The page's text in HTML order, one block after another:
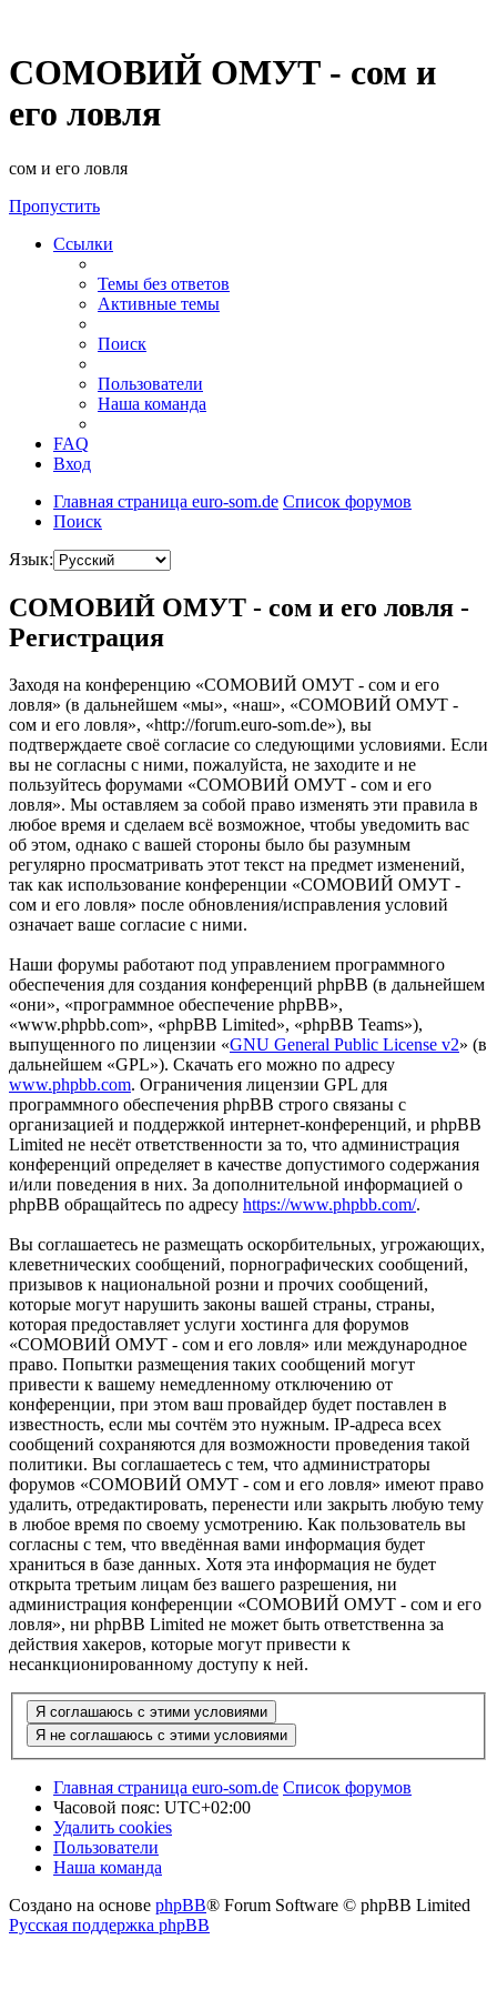
СОМОВИЙ ОМУТ - сом и
его ловля
сом и его ловля
Пропустить
Ссылки
Темы без ответов
Активные темы
Поиск
Пользователи
Наша команда
FAQ
Вход
Главная страница euro-som.de Список форумов
Поиск
Язык:
СОМОВИЙ ОМУТ - сом и его ловля -
Регистрация
Заходя на конференцию «СОМОВИЙ ОМУТ - сом и его
ловля» (в дальнейшем «мы», «наш», «СОМОВИЙ ОМУТ -
сом и его ловля», «http://forum.euro-som.de»), вы
подтверждаете своё согласие со следующими условиями. Если
вы не согласны с ними, пожалуйста, не заходите и не
пользуйтесь форумами «СОМОВИЙ ОМУТ - сом и его
ловля». Мы оставляем за собой право изменять эти правила в
любое время и сделаем всё возможное, чтобы уведомить вас
об этом, однако с вашей стороны было бы разумным
регулярно просматривать этот текст на предмет изменений,
так как использование конференции «СОМОВИЙ ОМУТ -
сом и его ловля» после обновления/исправления условий
означает ваше согласие с ними.
Наши форумы работают под управлением программного
обеспечения для создания конференций phpBB (в дальнейшем
«они», «программное обеспечение phpBB»,
«www.phpbb.com», «phpBB Limited», «phpBB Teams»),
выпущенного по лицензии «GNU General Public License v2» (в
дальнейшем «GPL»). Скачать его можно по адресу
www.phpbb.com. Ограничения лицензии GPL для
программного обеспечения phpBB строго связаны с
организацией и поддержкой интернет-конференций, и phpBB
Limited не несёт ответственности за то, что администрация
конференций определяет в качестве допустимого содержания
и/или поведения в них. За дополнительной информацией о
phpBB обращайтесь по адресу https://www.phpbb.com/.
Вы соглашаетесь не размещать оскорбительных, угрожающих,
клеветнических сообщений, порнографических сообщений,
призывов к национальной розни и прочих сообщений,
которые могут нарушить законы вашей страны, страны,
которая предоставляет услуги хостинга для форумов
«СОМОВИЙ ОМУТ - сом и его ловля» или международное
право. Попытки размещения таких сообщений могут
привести к вашему немедленному отключению от
конференции, при этом ваш провайдер будет поставлен в
известность, если мы сочтём это нужным. IP-адреса всех
сообщений сохраняются для возможности проведения такой
политики. Вы соглашаетесь с тем, что администраторы
форумов «СОМОВИЙ ОМУТ - сом и его ловля» имеют право
удалить, отредактировать, перенести или закрыть любую тему
в любое время по своему усмотрению. Как пользователь вы
согласны с тем, что введённая вами информация будет
храниться в базе данных. Хотя эта информация не будет
открыта третьим лицам без вашего разрешения, ни
администрация конференции «СОМОВИЙ ОМУТ - сом и его
ловля», ни phpBB Limited не может быть ответственна за
действия хакеров, которые могут привести к
несанкционированному доступу к ней.
Главная страница euro-som.de Список форумов
Часовой пояс: UTC+02:00
Удалить cookies
Пользователи
Наша команда
Создано на основе phpBB® Forum Software © phpBB Limited
Русская поддержка phpBB